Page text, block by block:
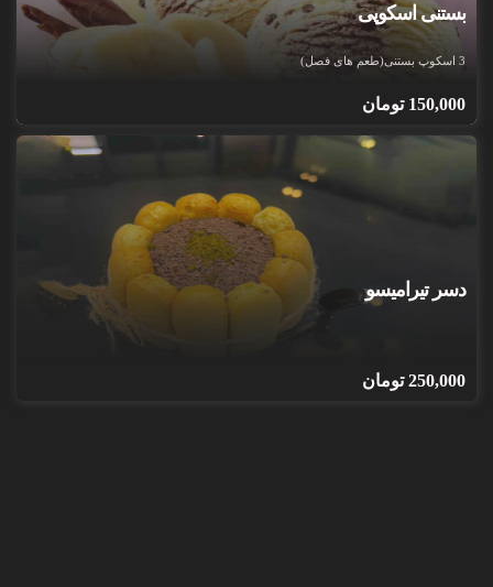
بستنی اسکوپی
3 اسکوپ بستنی(طعم های فصل)
150,000 تومان
دسر تیرامیسو
250,000 تومان